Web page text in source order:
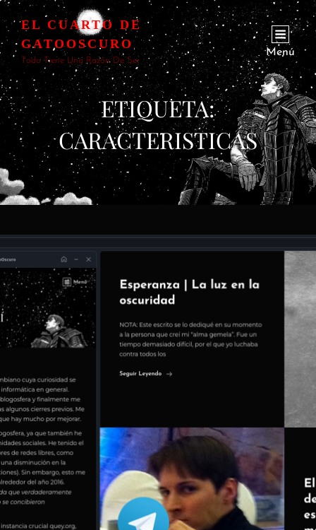
EL CUARTO DE
GATOOSCURO
Todo Tiene Una Razón De Ser
Menú
ETIQUETA:
CARACTERISTICAS